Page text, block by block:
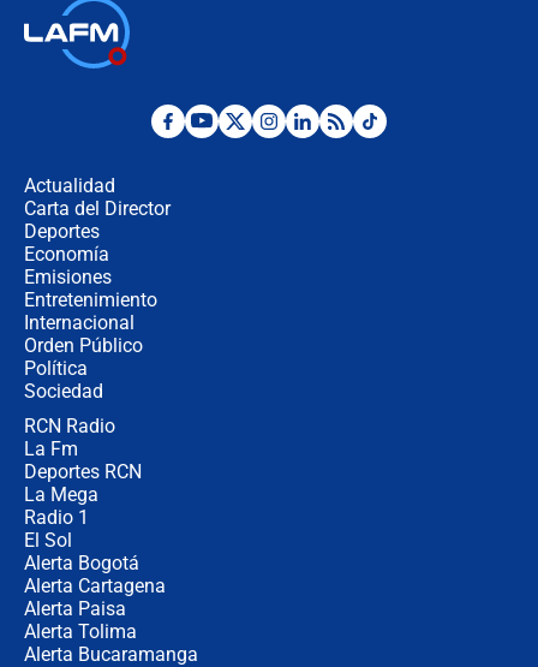
Desde dermatitis hasta infecciones:
Actualidad
Carta del Director
Deportes
Economía
Emisiones
Entretenimiento
Internacional
Orden Público
Política
Sociedad
RCN Radio
La Fm
Deportes RCN
La Mega
Radio 1
El Sol
Alerta Bogotá
Alerta Cartagena
Alerta Paisa
Alerta Tolima
Alerta Bucaramanga